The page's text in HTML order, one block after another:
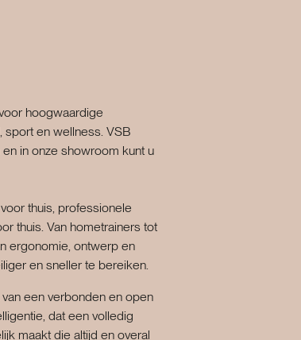
hoogwaardige
sport en wellness. VSB
in onze showroom kunt u
thuis, professionele
thuis. Van hometrainers tot
ergonomie, ontwerp en
en sneller te bereiken.
een verbonden en open
dat een volledig
maakt die altijd en overal